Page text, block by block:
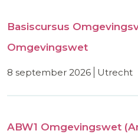
Basiscursus
Omgevingswet
8 september 2026 utrecht
ABW1 Omgevingswet